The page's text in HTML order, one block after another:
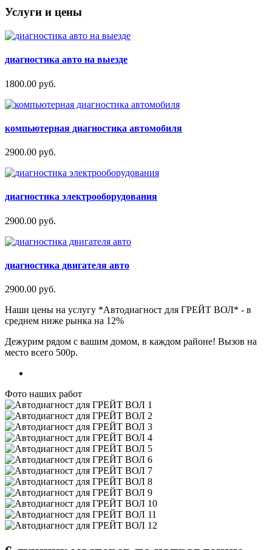
Услуги и цены
диагностика авто на выезде
1800.00 руб.
компьютерная диагностика автомобиля
2900.00 руб.
диагностика электрооборудования
2900.00 руб.
диагностика двигателя авто
2900.00 руб.
Наши цены на услугу *Автодиагност для ГРЕЙТ ВОЛ* - в
среднем ниже рынка на 12%
Дежурим рядом с вашим домом, в каждом районе! Вызов на
место всего 500р.
Фото наших работ